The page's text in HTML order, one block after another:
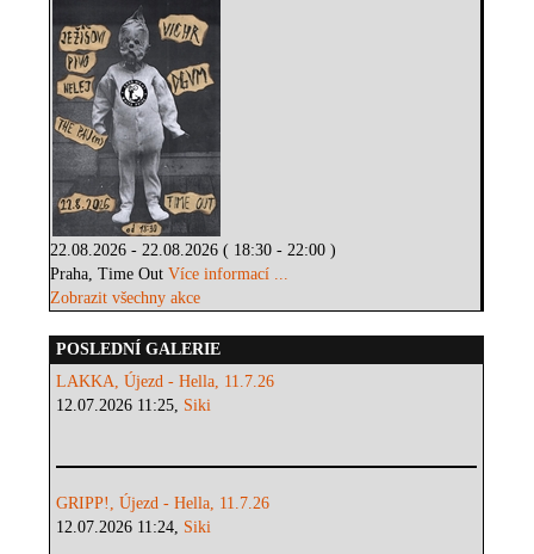
22.08.2026 - 22.08.2026 ( 18:30 - 22:00 )
Praha, Time OutVíce informací ...
Zobrazit všechny akce
POSLEDNÍ GALERIE
LAKKA, Újezd - Hella, 11.7.26
12.07.2026 11:25, Siki
GRIPP!, Újezd - Hella, 11.7.26
12.07.2026 11:24, Siki